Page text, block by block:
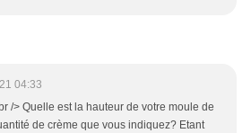
04:33
/> Quelle est la hauteur de votre moule de
de crème que vous indiquez? Etant